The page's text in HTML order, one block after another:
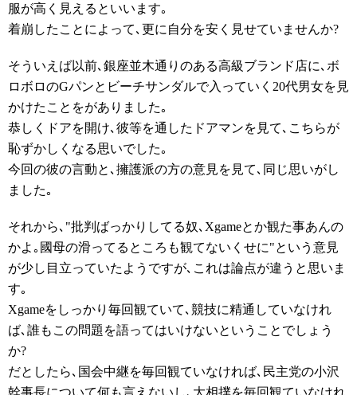
服が高く見えるといいます｡
着崩したことによって､更に自分を安く見せていませんか?
そういえば以前､銀座並木通りのある高級ブランド店に､ボ
ロボロのGパンとビーチサンダルで入っていく20代男女を見
かけたことをがありました｡
恭しくドアを開け､彼等を通したドアマンを見て､こちらが
恥ずかしくなる思いでした｡
今回の彼の言動と､擁護派の方の意見を見て､同じ思いがし
ました｡
それから､"批判ばっかりしてる奴､Xgameとか観た事あんの
かよ｡國母の滑ってるところも観てないくせに"という意見
が少し目立っていたようですが､これは論点が違うと思いま
す｡
Xgameをしっかり毎回観ていて､競技に精通していなけれ
ば､誰もこの問題を語ってはいけないということでしょう
か?
だとしたら､国会中継を毎回観ていなければ､民主党の小沢
幹事長について何も言えないし､大相撲を毎回観ていなけれ